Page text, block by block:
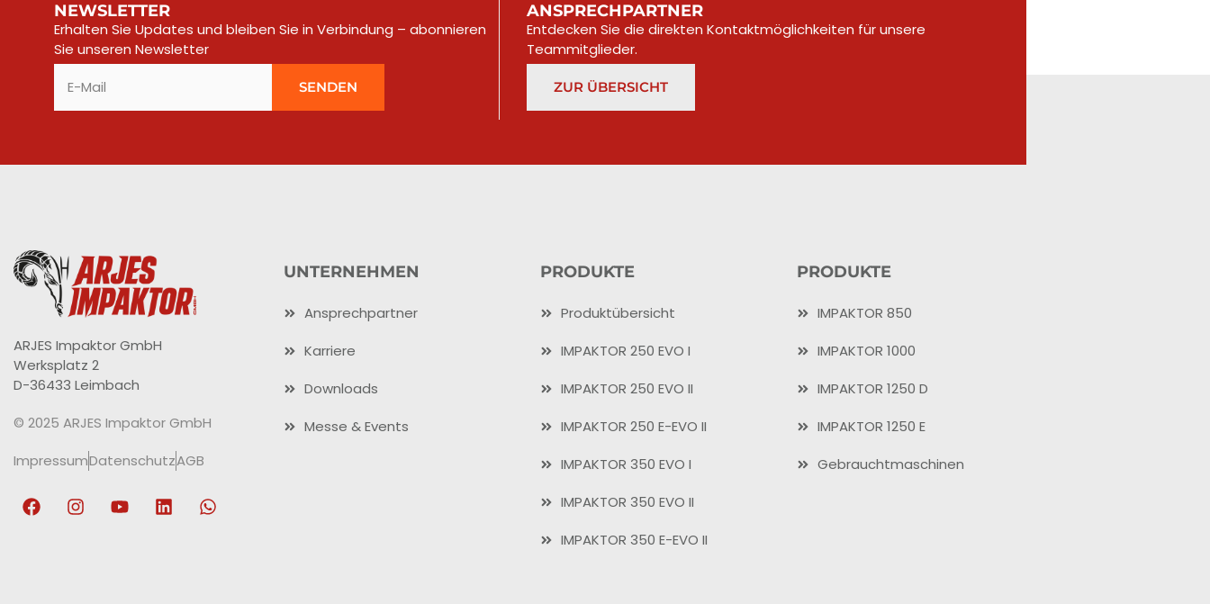
NEWSLETTER
Erhalten Sie Updates und bleiben Sie in Verbindung – abonnieren
Sie unseren Newsletter​
SENDEN
ANSPRECHPARTNER
Entdecken Sie die direkten Kontaktmöglichkeiten für unsere
Teammitglieder.
ZUR ÜBERSICHT
ARJES Impaktor GmbH
Werksplatz 2
D-36433 Leimbach
© 2025 ARJES Impaktor GmbH
ImpressumDatenschutzAGB
UNTERNEHMEN
Ansprechpartner
Karriere
Downloads
Messe & Events
PRODUKTE
Produktübersicht
IMPAKTOR 250 EVO I
IMPAKTOR 250 EVO II
IMPAKTOR 250 E-EVO II
IMPAKTOR 350 EVO I
IMPAKTOR 350 EVO II
IMPAKTOR 350 E-EVO II
PRODUKTE
IMPAKTOR 850
IMPAKTOR 1000
IMPAKTOR 1250 D
IMPAKTOR 1250 E
Gebrauchtmaschinen